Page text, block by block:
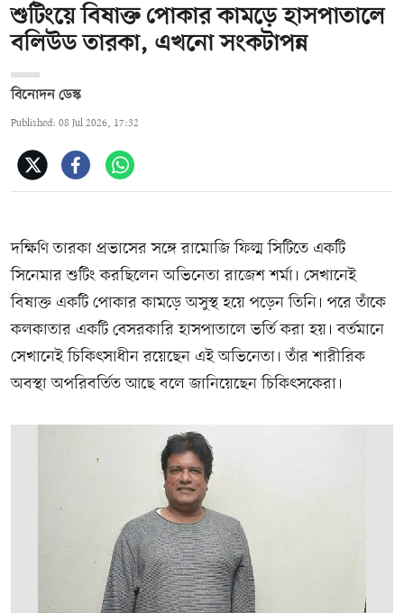
শুটিংয়ে বিষাক্ত পোকার কামড়ে হাসপাতালে
বলিউড তারকা, এখনো সংকটাপন্ন
বিনোদন ডেস্ক
Published: 08 Jul 2026, 17:32
দক্ষিণি তারকা প্রভাসের সঙ্গে রামোজি ফিল্ম সিটিতে একটি
সিনেমার শুটিং করছিলেন অভিনেতা রাজেশ শর্মা। সেখানেই
বিষাক্ত একটি পোকার কামড়ে অসুস্থ হয়ে পড়েন তিনি। পরে তাঁকে
কলকাতার একটি বেসরকারি হাসপাতালে ভর্তি করা হয়। বর্তমানে
সেখানেই চিকিৎসাধীন রয়েছেন এই অভিনেতা। তাঁর শারীরিক
অবস্থা অপরিবর্তিত আছে বলে জানিয়েছেন চিকিৎসকেরা।